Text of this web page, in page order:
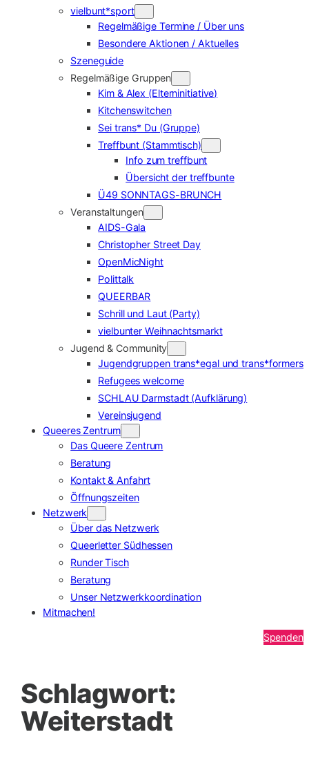
vielbunt*sport
Regelmäßige Termine / Über uns
Besondere Aktionen / Aktuelles
Szeneguide
Regelmäßige Gruppen
Kim & Alex (Elterninitiative)
Kitchenswitchen
Sei trans* Du (Gruppe)
Treffbunt (Stammtisch)
Info zum treffbunt
Übersicht der treffbunte
Ü49 SONNTAGS-BRUNCH
Veranstaltungen
AIDS-Gala
Christopher Street Day
OpenMicNight
Polittalk
QUEERBAR
Schrill und Laut (Party)
vielbunter Weihnachtsmarkt
Jugend & Community
Jugendgruppen trans*egal und trans*formers
Refugees welcome
SCHLAU Darmstadt (Aufklärung)
Vereinsjugend
Queeres Zentrum
Das Queere Zentrum
Beratung
Kontakt & Anfahrt
Öffnungszeiten
Netzwerk
Über das Netzwerk
Queerletter Südhessen
Runder Tisch
Beratung
Unser Netzwerkkoordination
Mitmachen!
Spenden
Schlagwort:
Weiterstadt